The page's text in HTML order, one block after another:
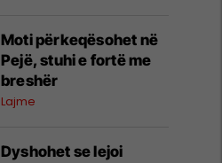
burg kosovarin dhe e
dëbon nga vendi për 8
vjet
Moti përkeqësohet në
Pejë, stuhi e fortë me
breshër
Lajme
Dyshohet se lejoi